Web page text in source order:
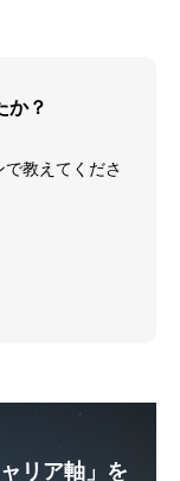
か？
教えてくださ
リア軸」を